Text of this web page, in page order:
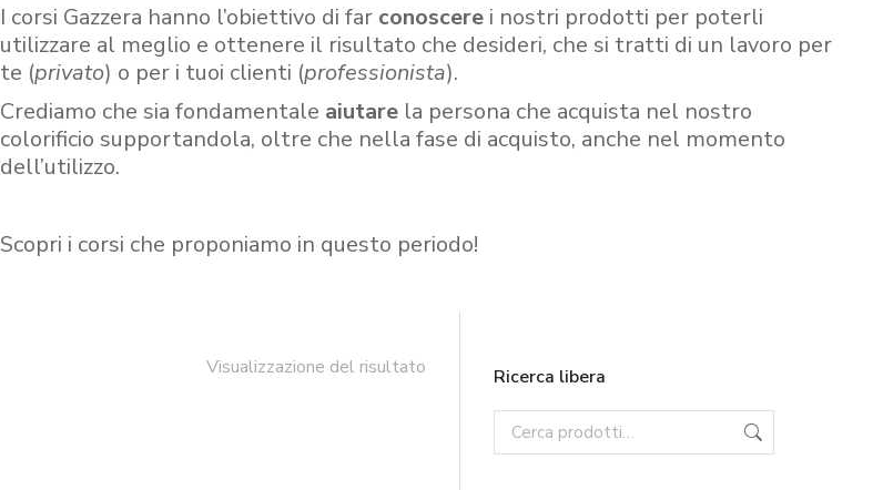
I corsi Gazzera hanno l’obiettivo di far conoscerei nostri prodotti per poterli
utilizzare al meglio e ottenere il risultato che desideri, che si tratti di un lavoro per
te (privato) o per i tuoi clienti (professionista).
Crediamo che sia fondamentale aiutare la persona che acquista nel nostro
colorificio supportandola, oltre che nella fase di acquisto, anche nel momento
dell’utilizzo.
Scopri i corsi che proponiamo in questo periodo!
Visualizzazione del risultato Ricerca libera